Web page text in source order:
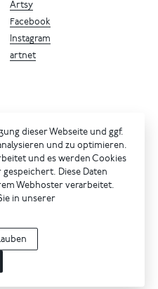
Artsy
Facebook
Instagram
artnet
dieser Webseite und ggf.
und zu optimieren.
und es werden Cookies
Diese Daten
Webhoster verarbeitet.
in unserer